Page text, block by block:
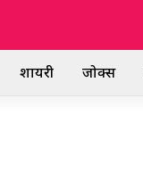
शायरी जोक्स